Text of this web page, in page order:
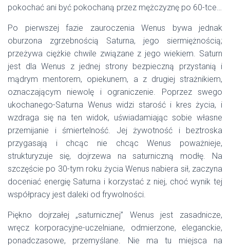
pokochać ani być pokochaną przez mężczyznę po 60-tce…
Po pierwszej fazie zauroczenia Wenus bywa jednak
oburzona zgrzebnością Saturna, jego siermiężnością;
przeżywa ciężkie chwile związane z jego wiekiem. Saturn
jest dla Wenus z jednej strony bezpieczną przystanią i
mądrym mentorem, opiekunem, a z drugiej strażnikiem,
oznaczającym niewolę i ograniczenie. Poprzez swego
ukochanego-Saturna Wenus widzi starość i kres życia, i
wzdraga się na ten widok, uświadamiając sobie własne
przemijanie i śmiertelność. Jej żywotność i beztroska
przygasają i chcąc nie chcąc Wenus poważnieje,
strukturyzuje się, dojrzewa na saturniczną modłę. Na
szczęście po 30-tym roku życia Wenus nabiera sił, zaczyna
doceniać energię Saturna i korzystać z niej, choć wynik tej
współpracy jest daleki od frywolności.
Piękno dojrzałej „saturnicznej” Wenus jest zasadnicze,
wręcz korporacyjne-uczelniane, odmierzone, eleganckie,
ponadczasowe, przemyślane. Nie ma tu miejsca na